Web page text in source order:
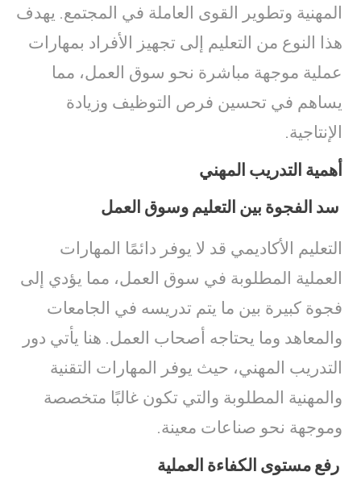
المهنية وتطوير القوى العاملة في المجتمع. يهدف
هذا النوع من التعليم إلى تجهيز الأفراد بمهارات
عملية موجهة مباشرة نحو سوق العمل، مما
يساهم في تحسين فرص التوظيف وزيادة
الإنتاجية.
أهمية التدريب المهني
سد الفجوة بين التعليم وسوق العمل
التعليم الأكاديمي قد لا يوفر دائمًا المهارات
العملية المطلوبة في سوق العمل، مما يؤدي إلى
فجوة كبيرة بين ما يتم تدريسه في الجامعات
والمعاهد وما يحتاجه أصحاب العمل. هنا يأتي دور
التدريب المهني، حيث يوفر المهارات التقنية
والمهنية المطلوبة والتي تكون غالبًا متخصصة
وموجهة نحو صناعات معينة.
رفع مستوى الكفاءة العملية